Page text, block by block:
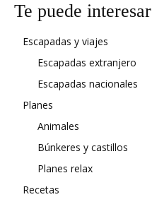
Te puede interesar
Escapadas y viajes
Escapadas extranjero
Escapadas nacionales
Planes
Animales
Búnkeres y castillos
Planes relax
Recetas